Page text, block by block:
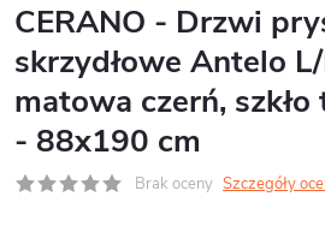
CERANO - Drzwi
skrzydłowe Antelo
matowa czerń,
- 88x190 cm
Brak oceny Szczegóły